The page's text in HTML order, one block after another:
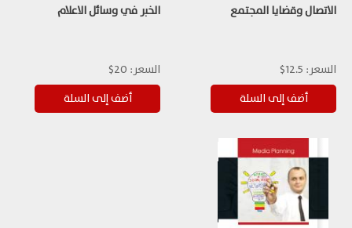
الاتصال وقضايا المجتمع
السعر: 12.5$
الخبر في وسائل الاعلام
السعر: 20$